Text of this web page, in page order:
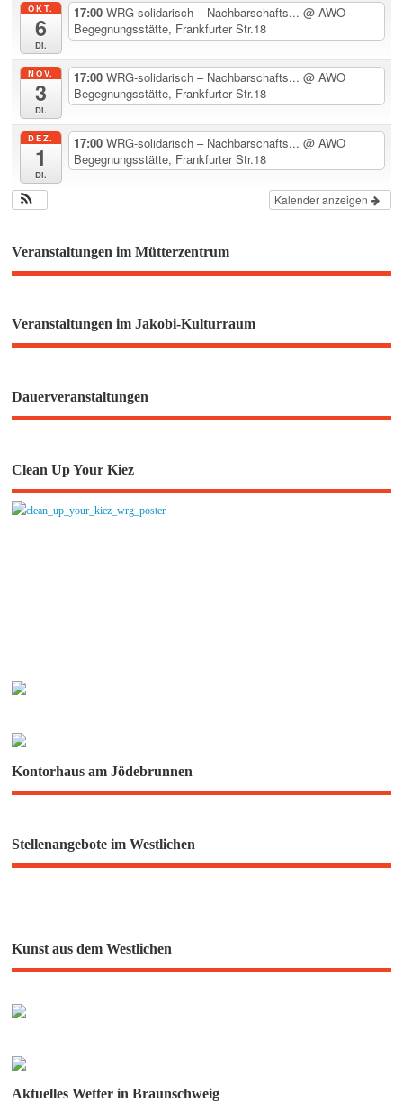
OKT.
6
Di.
17:00WRG-solidarisch – Nachbarschafts...@ AWO
Begegnungsstätte, Frankfurter Str.18
NOV.
3
Di.
17:00WRG-solidarisch – Nachbarschafts...@ AWO
Begegnungsstätte, Frankfurter Str.18
DEZ.
1
Di.
17:00WRG-solidarisch – Nachbarschafts...@ AWO
Begegnungsstätte, Frankfurter Str.18
Kalender anzeigen
Veranstaltungen im Mütterzentrum
Veranstaltungen im Jakobi-Kulturraum
Dauerveranstaltungen
Clean Up Your Kiez
Kontorhaus am Jödebrunnen
Stellenangebote im Westlichen
Kunst aus dem Westlichen
Aktuelles Wetter in Braunschweig